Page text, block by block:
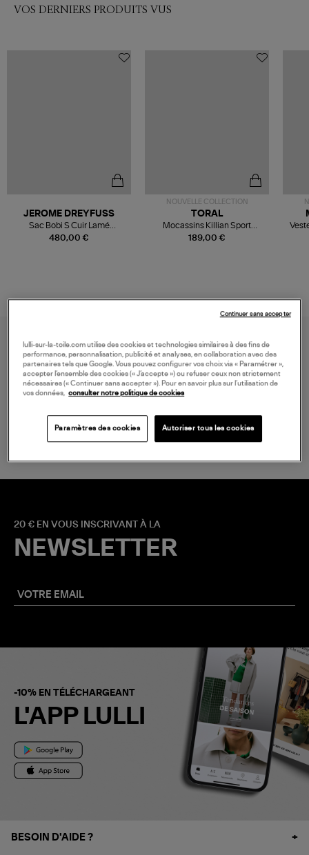
VOS DERNIERS PRODUITS VUS
480,00 €
JEROME DREYFUSS
Sac Bobi S Cuir Lamé
Champagne
NOUVELLE COLLECTION
189,00 €
TORAL
Mocassins Killian Sport
Mousse
à partir de 150 € d'achat*
20 € EN VOUS INSCRIVANT À LA
NEWSLETTER
-10% EN TÉLÉCHARGEANT
L'APP LULLI
BESOIN D'AIDE ?
lulli-sur-la-toile.com utilise des cookies et technologies similaires à des fins de
performance, personnalisation, publicité et analyses, en collaboration avec des
partenaires tels que Google. Vous pouvez configurer vos choix via « Paramétrer »,
accepter l’ensemble des cookies (« J’accepte ») ou refuser ceux non strictement
nécessaires (« Continuer sans accepter »). Pour en savoir plus sur l’utilisation de
vos données, consulter notre politique de cookies
Paramètres des cookies Autoriser tous les cookies
Continuer sans accepter